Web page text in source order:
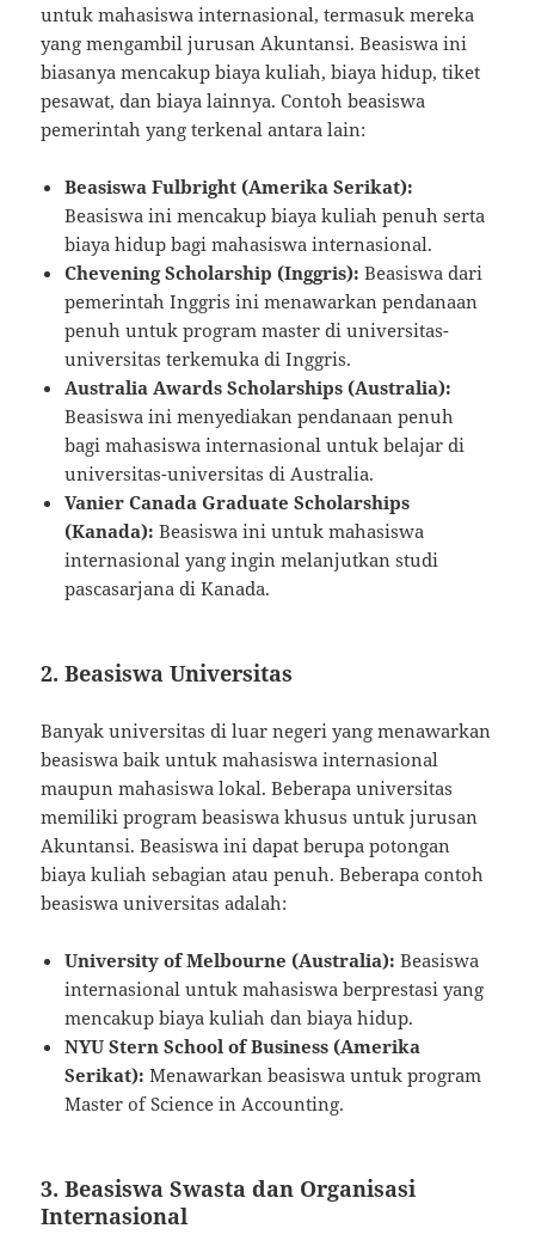
untuk mahasiswa internasional, termasuk mereka
yang mengambil jurusan Akuntansi. Beasiswa ini
biasanya mencakup biaya kuliah, biaya hidup, tiket
pesawat, dan biaya lainnya. Contoh beasiswa
pemerintah yang terkenal antara lain:
Beasiswa Fulbright (Amerika Serikat):
Beasiswa ini mencakup biaya kuliah penuh serta
biaya hidup bagi mahasiswa internasional.
Chevening Scholarship (Inggris): Beasiswa dari
pemerintah Inggris ini menawarkan pendanaan
penuh untuk program master di universitas-
universitas terkemuka di Inggris.
Australia Awards Scholarships (Australia):
Beasiswa ini menyediakan pendanaan penuh
bagi mahasiswa internasional untuk belajar di
universitas-universitas di Australia.
Vanier Canada Graduate Scholarships
(Kanada): Beasiswa ini untuk mahasiswa
internasional yang ingin melanjutkan studi
pascasarjana di Kanada.
2.Beasiswa Universitas
Banyak universitas di luar negeri yang menawarkan
beasiswa baik untuk mahasiswa internasional
maupun mahasiswa lokal. Beberapa universitas
memiliki program beasiswa khusus untuk jurusan
Akuntansi. Beasiswa ini dapat berupa potongan
biaya kuliah sebagian atau penuh. Beberapa contoh
beasiswa universitas adalah:
University of Melbourne (Australia): Beasiswa
internasional untuk mahasiswa berprestasi yang
mencakup biaya kuliah dan biaya hidup.
NYU Stern School of Business (Amerika
Serikat): Menawarkan beasiswa untuk program
Master of Science in Accounting.
3.Beasiswa Swasta dan Organisasi
Internasional